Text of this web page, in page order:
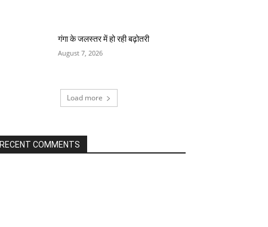
गंगा के जलस्तर में हो रही बढ़ोतरी
August 7, 2026
Load more
RECENT COMMENTS